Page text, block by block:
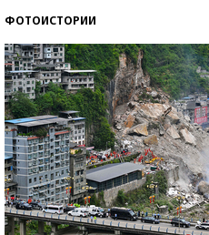
ФОТОИСТОРИИ